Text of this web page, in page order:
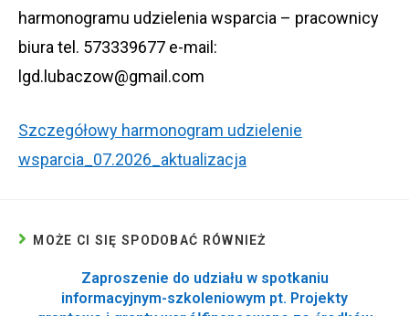
harmonogramu udzielenia wsparcia – pracownicy
biura tel. 573339677 e-mail:
lgd.lubaczow@gmail.com
Szczegółowy harmonogram udzielenie
wsparcia_07.2026_aktualizacja
MOŻE CI SIĘ SPODOBAĆ RÓWNIEŻ
Zaproszenie do udziału w spotkaniu
informacyjnym-szkoleniowym pt. Projekty